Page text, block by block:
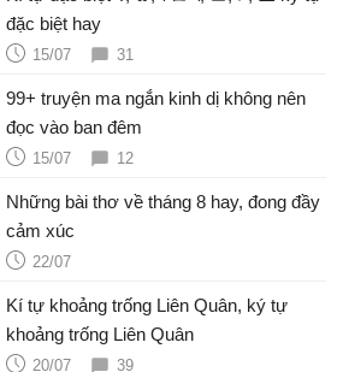
đặc biệt hay
15/07 31
99+ truyện ma ngắn kinh dị không nên
đọc vào ban đêm
15/07 12
Những bài thơ về tháng 8 hay, đong đầy
cảm xúc
22/07
Kí tự khoảng trống Liên Quân, ký tự
khoảng trống Liên Quân
20/07 39